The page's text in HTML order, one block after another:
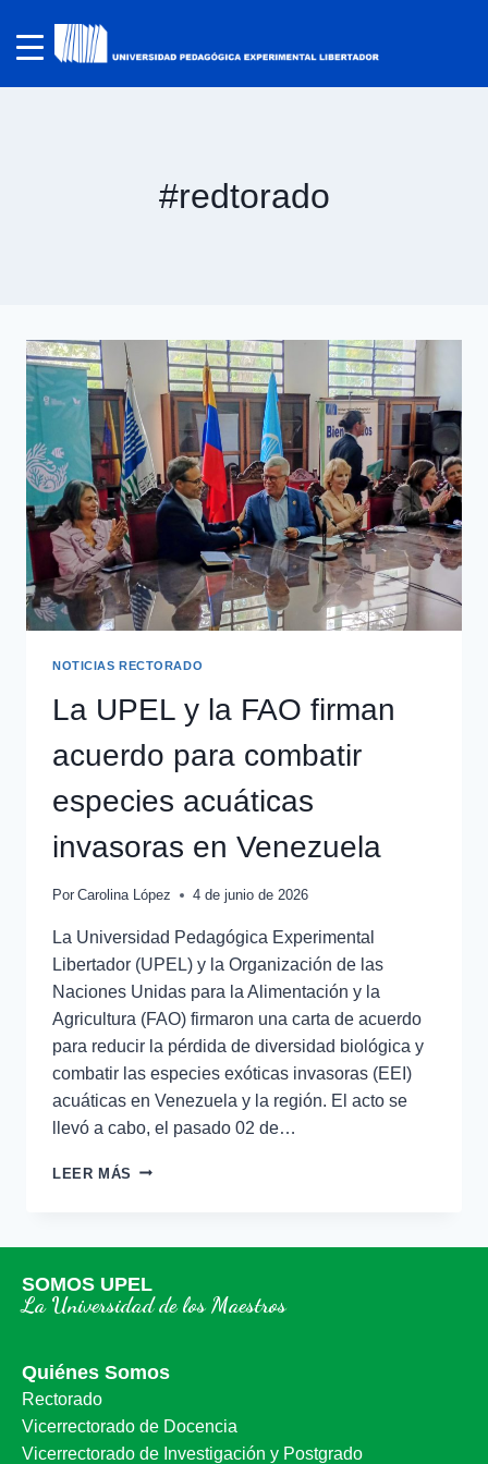
#redtorado
NOTICIAS RECTORADO
La UPEL y la FAO firman
acuerdo para combatir
especies acuáticas
invasoras en Venezuela
Por Carolina López 4 de junio de 2026
La Universidad Pedagógica Experimental
Libertador (UPEL) y la Organización de las
Naciones Unidas para la Alimentación y la
Agricultura (FAO) firmaron una carta de acuerdo
para reducir la pérdida de diversidad biológica y
combatir las especies exóticas invasoras (EEI)
acuáticas en Venezuela y la región. El acto se
llevó a cabo, el pasado 02 de…
LEER MÁS
SOMOS UPEL
La Universidad de los Maestros
Quiénes Somos
Rectorado
Vicerrectorado de Docencia
Vicerrectorado de Investigación y Postgrado